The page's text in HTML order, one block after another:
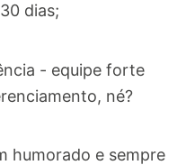
dias;
- equipe forte
né?
humorado e sempre